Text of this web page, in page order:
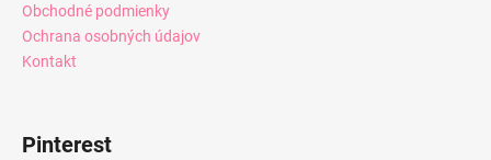
Obchodné podmienky
Ochrana osobných údajov
Kontakt
Pinterest